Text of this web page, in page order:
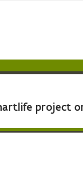
project